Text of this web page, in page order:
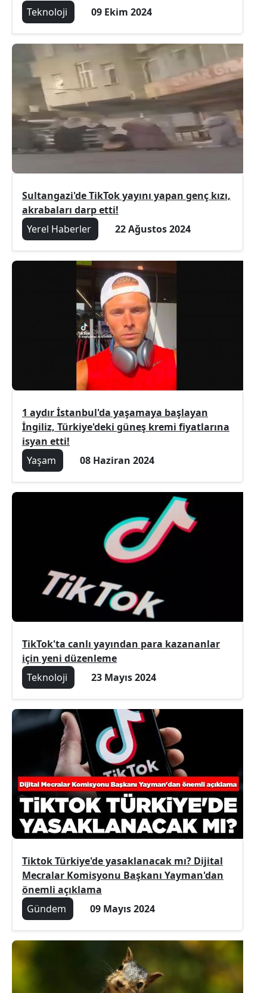
Teknoloji
09 Ekim 2024
Sultangazi'de TikTok yayını yapan genç kızı,
akrabaları darp etti!
Yerel Haberler
22 Ağustos 2024
1 aydır İstanbul'da yaşamaya başlayan
İngiliz, Türkiye'deki güneş kremi fiyatlarına
isyan etti!
Yaşam
08 Haziran 2024
TikTok'ta canlı yayından para kazananlar
için yeni düzenleme
Teknoloji
23 Mayıs 2024
Tiktok Türkiye'de yasaklanacak mı? Dijital
Mecralar Komisyonu Başkanı Yayman'dan
önemli açıklama
Gündem
09 Mayıs 2024